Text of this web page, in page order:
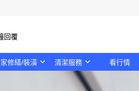
回覆
修繕/裝潢 清潔服務 看行情